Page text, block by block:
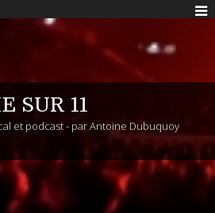
SUR 11
et podcast - par Antoine Dubuquoy